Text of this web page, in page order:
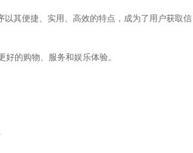
其便捷、实用、高效的特点，成为了用户获取信
的购物、服务和娱乐体验。